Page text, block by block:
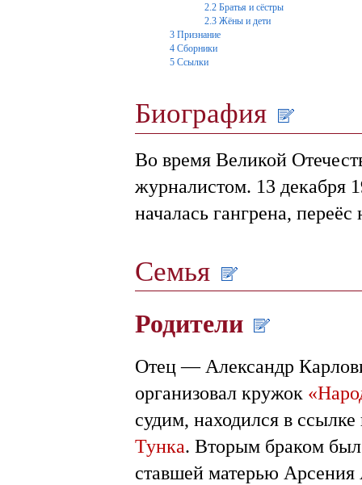
2.2 Братья и сёстры
2.3 Жёны и дети
3 Признание
4 Сборники
5 Ссылки
Биография
Во время Великой
журналистом. 13 декабря
началась гангрена,
Семья
Родители
Отец — Александр
организовал кружок
судим, находился в
Тунка. Вторым браком
ставшей матерью Арсения